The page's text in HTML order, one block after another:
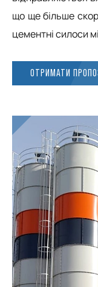
що ще більше
цементні силоси
ОТРИМАТИ